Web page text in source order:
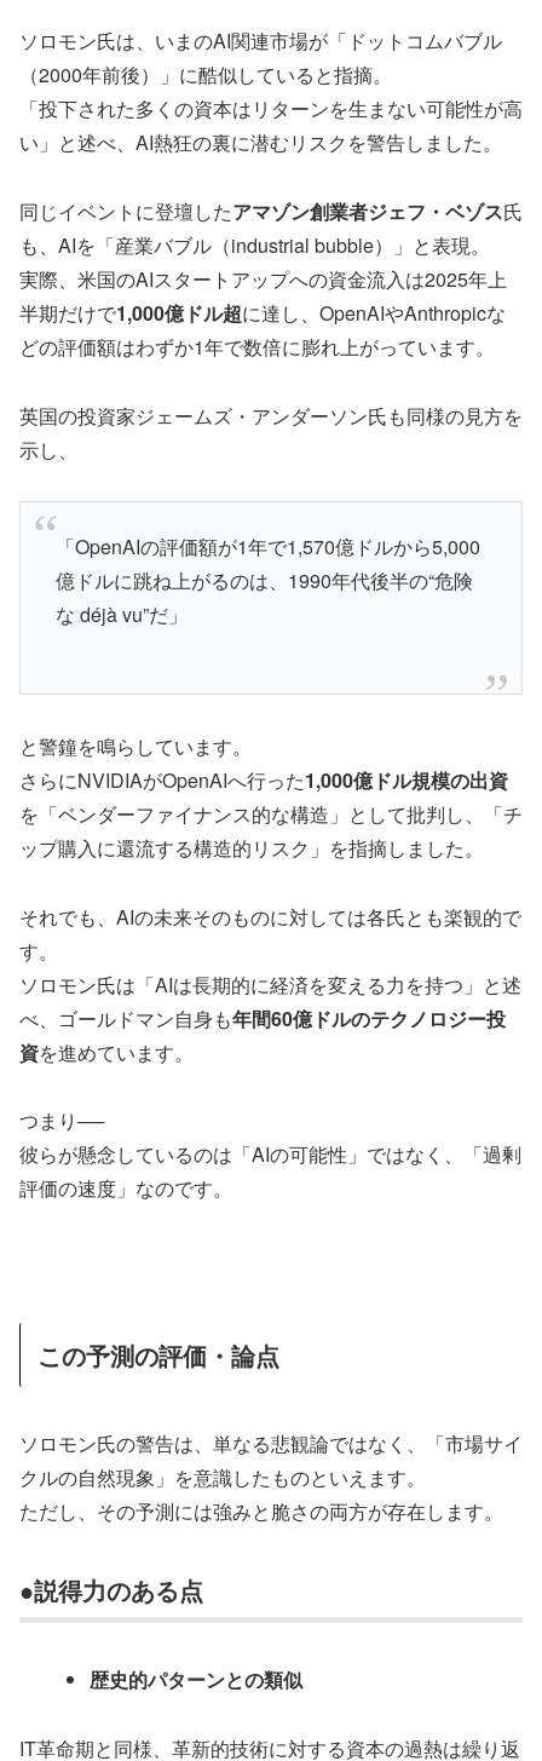
ソロモン氏は、いまのAI関連市場が「ドットコムバブル
（2000年前後）」に酷似していると指摘。
「投下された多くの資本はリターンを生まない可能性が高
い」と述べ、AI熱狂の裏に潜むリスクを警告しました。
同じイベントに登壇したアマゾン創業者ジェフ・ベゾス氏
も、AIを「産業バブル（industrial bubble）」と表現。
実際、米国のAIスタートアップへの資金流入は2025年上
半期だけで1,000億ドル超に達し、OpenAIやAnthropicな
どの評価額はわずか1年で数倍に膨れ上がっています。
英国の投資家ジェームズ・アンダーソン氏も同様の見方を
示し、
「OpenAIの評価額が1年で1,570億ドルから5,000
億ドルに跳ね上がるのは、1990年代後半の“危険
な déjà vu”だ」
と警鐘を鳴らしています。
さらにNVIDIAがOpenAIへ行った1,000億ドル規模の出資
を「ベンダーファイナンス的な構造」として批判し、「チ
ップ購入に還流する構造的リスク」を指摘しました。
それでも、AIの未来そのものに対しては各氏とも楽観的で
す。
ソロモン氏は「AIは長期的に経済を変える力を持つ」と述
べ、ゴールドマン自身も年間60億ドルのテクノロジー投
資を進めています。
つまり──
彼らが懸念しているのは「AIの可能性」ではなく、「過剰
評価の速度」なのです。
この予測の評価・論点
ソロモン氏の警告は、単なる悲観論ではなく、「市場サイ
クルの自然現象」を意識したものといえます。
ただし、その予測には強みと脆さの両方が存在します。
●説得力のある点
歴史的パターンとの類似
IT革命期と同様、革新的技術に対する資本の過熱は繰り返